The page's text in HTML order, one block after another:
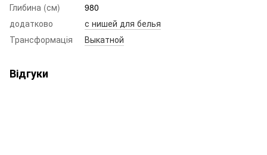
Глибина (см)
980
додатково
с нишей для белья
Трансформація
Выкатной
Відгуки